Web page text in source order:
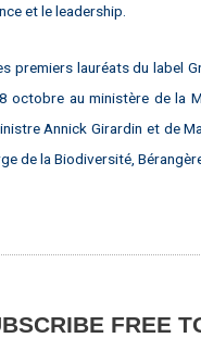
et le leadership.
premiers lauréats du label
octobre au ministère de la
Annick Girardin et de
de la Biodiversité,
FREE